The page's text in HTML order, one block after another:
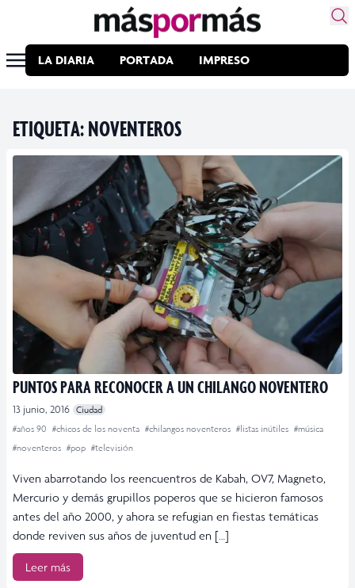
LA DIARIA PORTADA IMPRESO
ETIQUETA:NOVENTEROS
PUNTOS PARA RECONOCER A UN CHILANGO NOVENTERO
13 junio, 2016 Ciudad
#años 90 #chicos de los noventa #chilangos noventeros #listas inútiles #música
#noventeros #pop #televisión
Viven abarrotando los reencuentros de Kabah, OV7, Magneto,
Mercurio y demás grupillos poperos que se hicieron famosos
antes del año 2000, y ahora se refugian en fiestas temáticas
donde reviven sus años de juventud en […]
Leer más